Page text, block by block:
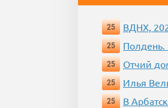
25 ВДНХ,
25
25
Отчий
25
Илья
25
В